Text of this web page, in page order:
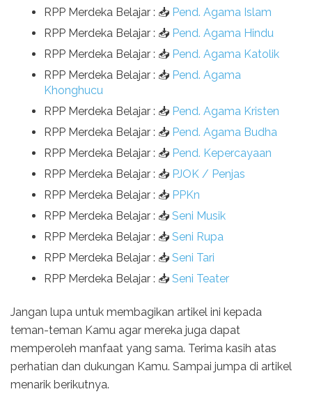
RPP Merdeka Belajar : 📥 Pend. Agama Islam
RPP Merdeka Belajar : 📥 Pend. Agama Hindu
RPP Merdeka Belajar : 📥 Pend. Agama Katolik
RPP Merdeka Belajar : 📥 Pend. Agama
Khonghucu
RPP Merdeka Belajar : 📥 Pend. Agama Kristen
RPP Merdeka Belajar : 📥 Pend. Agama Budha
RPP Merdeka Belajar : 📥 Pend. Kepercayaan
RPP Merdeka Belajar : 📥 PJOK / Penjas
RPP Merdeka Belajar : 📥 PPKn
RPP Merdeka Belajar : 📥 Seni Musik
RPP Merdeka Belajar : 📥 Seni Rupa
RPP Merdeka Belajar : 📥 Seni Tari
RPP Merdeka Belajar : 📥 Seni Teater
Jangan lupa untuk membagikan artikel ini kepada
teman-teman Kamu agar mereka juga dapat
memperoleh manfaat yang sama. Terima kasih atas
perhatian dan dukungan Kamu. Sampai jumpa di artikel
menarik berikutnya.